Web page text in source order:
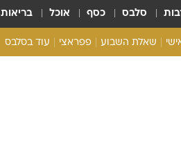
סלבס כסף אוכל בריאות
שאלת השבוע פפראצי עוד בסלבס